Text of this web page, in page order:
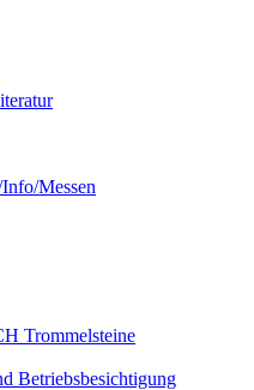
Messen
Trommelsteine
Betriebsbesichtigung